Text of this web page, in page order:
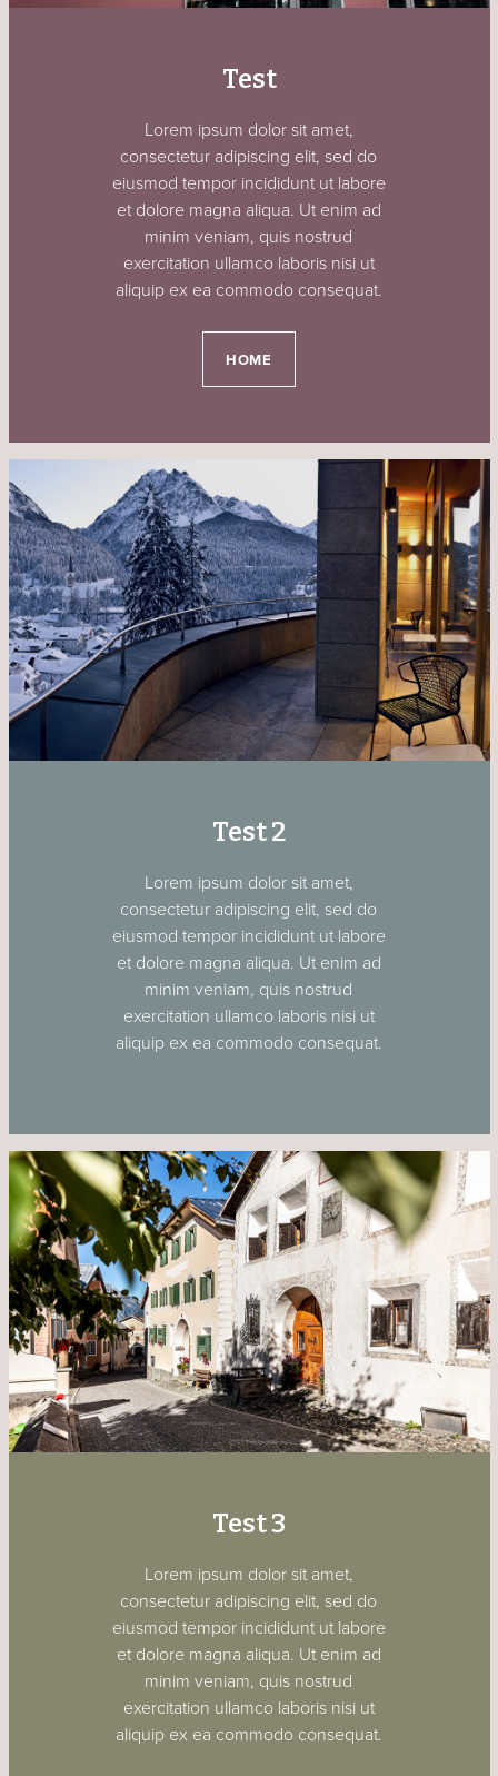
Test
Lorem ipsum dolor sit amet,
consectetur adipiscing elit, sed do
eiusmod tempor incididunt ut labore
et dolore magna aliqua. Ut enim ad
minim veniam, quis nostrud
exercitation ullamco laboris nisi ut
aliquip ex ea commodo consequat.
HOME
Test 2
Lorem ipsum dolor sit amet,
consectetur adipiscing elit, sed do
eiusmod tempor incididunt ut labore
et dolore magna aliqua. Ut enim ad
minim veniam, quis nostrud
exercitation ullamco laboris nisi ut
aliquip ex ea commodo consequat.
Test 3
Lorem ipsum dolor sit amet,
consectetur adipiscing elit, sed do
eiusmod tempor incididunt ut labore
et dolore magna aliqua. Ut enim ad
minim veniam, quis nostrud
exercitation ullamco laboris nisi ut
aliquip ex ea commodo consequat.